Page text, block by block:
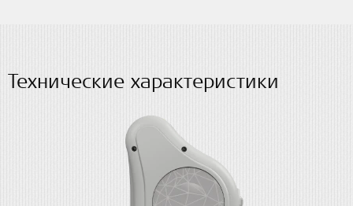
Технические характеристики